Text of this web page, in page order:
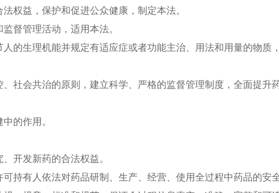
益，保护和促进公众健康，制定本法。
管理活动，适用本法。
生理机能并规定有适应症或者功能主治、用法和用量的物质
会共治的原则，建立科学、严格的监督管理制度，全面提升
的作用。
发新药的合法权益。
人依法对药品研制、生产、经营、使用全过程中药品的安全